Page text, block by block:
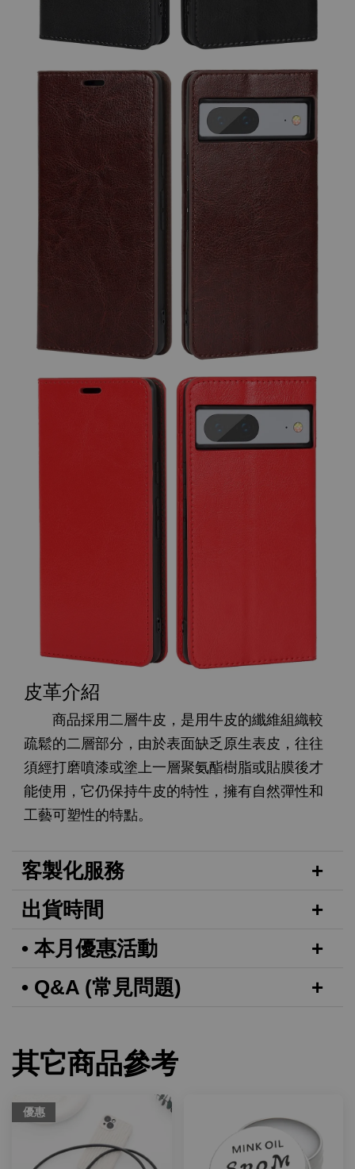
皮革介紹
商品採用二層牛皮，是用牛皮的纖維組織較
疏鬆的二層部分，由於表面缺乏原生表皮，往往
須經打磨噴漆或塗上一層聚氨酯樹脂或貼膜後才
能使用，它仍保持牛皮的特性，擁有自然彈性和
工藝可塑性的特點。
客製化服務
出貨時間
• 本月優惠活動
• Q&A (常見問題)
其它商品參考
優惠